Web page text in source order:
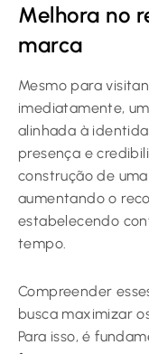
Melhora no
marca
Mesmo para
imediatamente,
alinhada à
presença e
construção de
aumentando o
estabelecendo
tempo.
Compreender
busca maximizar
Para isso, é